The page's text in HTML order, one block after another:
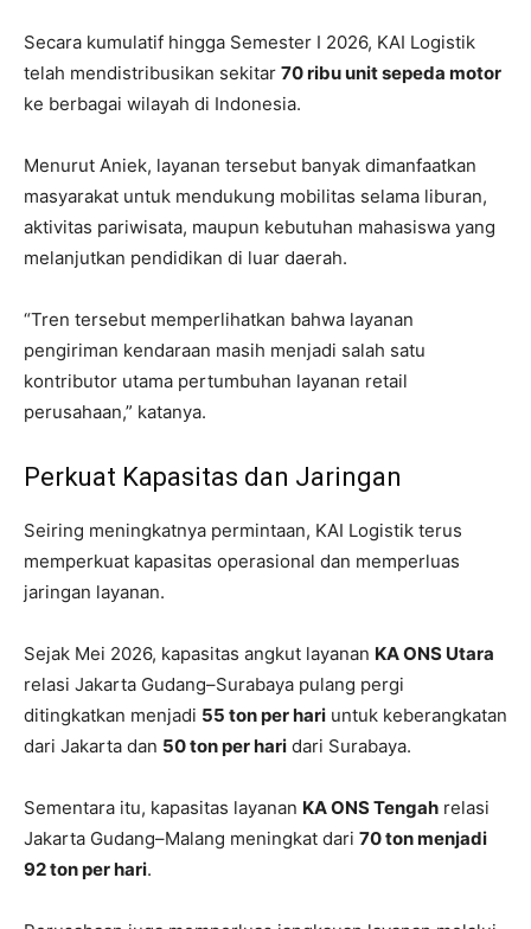
Secara kumulatif hingga Semester I 2026, KAI Logistik
telah mendistribusikan sekitar 70 ribu unit sepeda motor
ke berbagai wilayah di Indonesia.
Menurut Aniek, layanan tersebut banyak dimanfaatkan
masyarakat untuk mendukung mobilitas selama liburan,
aktivitas pariwisata, maupun kebutuhan mahasiswa yang
melanjutkan pendidikan di luar daerah.
“Tren tersebut memperlihatkan bahwa layanan
pengiriman kendaraan masih menjadi salah satu
kontributor utama pertumbuhan layanan retail
perusahaan,” katanya.
Perkuat Kapasitas dan Jaringan
Seiring meningkatnya permintaan, KAI Logistik terus
memperkuat kapasitas operasional dan memperluas
jaringan layanan.
Sejak Mei 2026, kapasitas angkut layanan KA ONS Utara
relasi Jakarta Gudang–Surabaya pulang pergi
ditingkatkan menjadi 55 ton per hari untuk keberangkatan
dari Jakarta dan 50 ton per hari dari Surabaya.
Sementara itu, kapasitas layanan KA ONS Tengah relasi
Jakarta Gudang–Malang meningkat dari 70 ton menjadi
92 ton per hari.